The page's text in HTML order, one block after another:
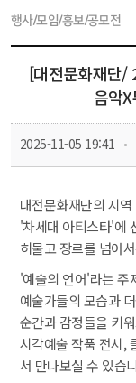
행사/모임/홍보/공모전
[대전문화재단/
음악
2025-11-05 19:41
대전문화재단의 지
'차세대 아티스타'에
허물고 장르를 넘어
'예술의 언어'라는 주
예술가들의 모습과
순간과 감정들을 키
시각예술 작품 전시,
서 만나보실 수 있습